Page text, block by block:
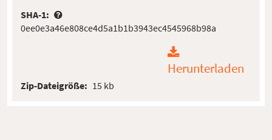
SHA-1:
0ee0e3a46e808ce4d5a1b1b3943ec4545968b98a
Herunterladen
Zip-Dateigröße: 15 kb